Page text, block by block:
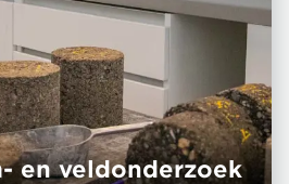
en veldonderzoek